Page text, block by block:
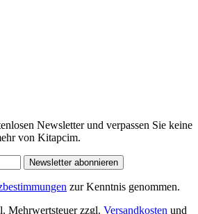
Newsletter und verpassen Sie keine
von Kitapcim.
Newsletter abonnieren
zur Kenntnis genommen.
Mehrwertsteuer zzgl. Versandkosten und